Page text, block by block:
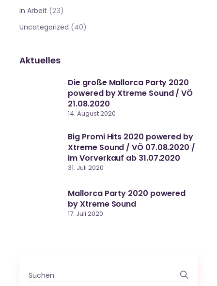
in Arbeit (23)
Uncategorized (40)
Aktuelles
Die große Mallorca Party 2020
powered by Xtreme Sound / VÖ
21.08.2020
14. August 2020
Big Promi Hits 2020 powered by
Xtreme Sound / VÖ 07.08.2020 /
im Vorverkauf ab 31.07.2020
31. Juli 2020
Mallorca Party 2020 powered
by Xtreme Sound
17. Juli 2020
Search
for: